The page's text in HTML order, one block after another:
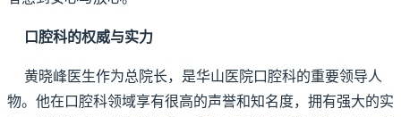
口腔科的权威与实力
黄晓峰医生作为总院长，是华山医院口腔科的重要领导人
物。他在口腔科领域享有很高的声誉和知名度，拥有强大的实